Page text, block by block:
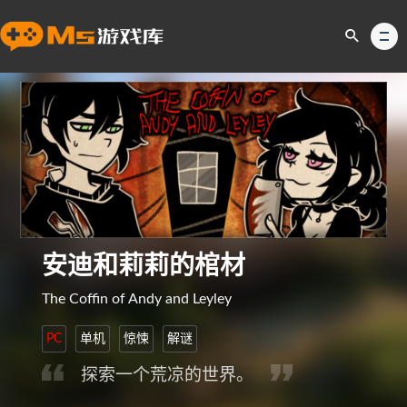
安迪和莉莉的棺材
The Coffin of Andy and Leyley
PC 单机 惊悚 解谜
探索一个荒凉的世界。